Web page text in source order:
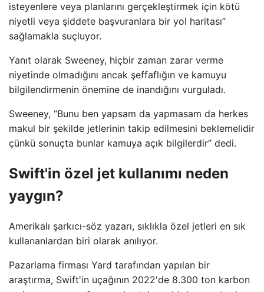
isteyenlere veya planlarını gerçekleştirmek için kötü
niyetli veya şiddete başvuranlara bir yol haritası”
sağlamakla suçluyor.
Yanıt olarak Sweeney, hiçbir zaman zarar verme
niyetinde olmadığını ancak şeffaflığın ve kamuyu
bilgilendirmenin önemine de inandığını vurguladı.
Sweeney, “Bunu ben yapsam da yapmasam da herkes
makul bir şekilde jetlerinin takip edilmesini beklemelidir
çünkü sonuçta bunlar kamuya açık bilgilerdir” dedi.
Swift'in özel jet kullanımı neden
yaygın?
Amerikalı şarkıcı-söz yazarı, sıklıkla özel jetleri en sık
kullananlardan biri olarak anılıyor.
Pazarlama firması Yard tarafından yapılan bir
araştırma, Swift'in uçağının 2022'de 8.300 ton karbon